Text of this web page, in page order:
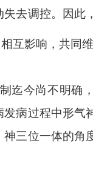
去调控。因此
互影响，共同
迄今尚不明确
病过程中形气
三位一体的角